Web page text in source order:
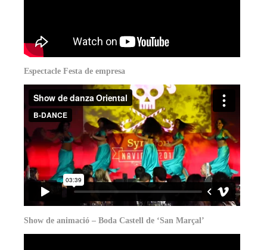
Espectacle Festa de empresa
Show de animació – Boda Castell de ‘San Marçal’